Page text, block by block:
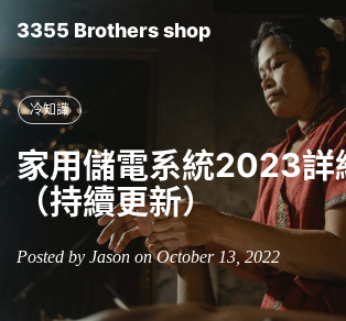
3355 Brothers shop
冷知識
家用儲電系統2023詳
（持續更新）
Posted by Jason on October 13, 2022